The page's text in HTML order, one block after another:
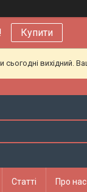
Купити
вихідний.
Статті Про нас